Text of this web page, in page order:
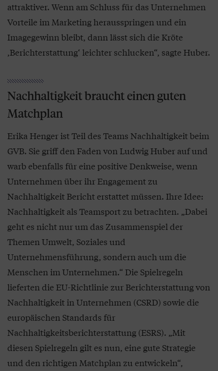
attraktiver. Wenn am Schluss für das Unternehmen
Vorteile im Marketing herausspringen und ein
Imagegewinn bleibt, dann lässt sich die Kröte
,Berichterstattung‘ leichter schlucken“, sagte Huber.
Nachhaltigkeit braucht einen guten
Matchplan
Erika Henger ist Teil des Teams Nachhaltigkeit beim
GVB. Sie griff den Faden von Ludwig Huber auf und
warb ebenfalls für eine positive Denkweise, wenn
Unternehmen über ihr Engagement zu
Nachhaltigkeit Bericht erstattet müssen. Ihre Idee:
Nachhaltigkeit als Teamsport zu betrachten. „Dabei
geht es nicht nur um das Zusammenspiel der
Themen Umwelt, Soziales und
Unternehmensführung, sondern auch um die
Menschen im Unternehmen.“ Die Spielregeln
lieferten die EU-Richtlinie zur Berichterstattung von
Nachhaltigkeit in Unternehmen (CSRD) sowie die
europäischen Standards für
Nachhaltigkeitsberichterstattung (ESRS). „Mit
diesen Spielregeln gilt es nun, eine gute Strategie
und den richtigen Matchplan zu entwickeln“,